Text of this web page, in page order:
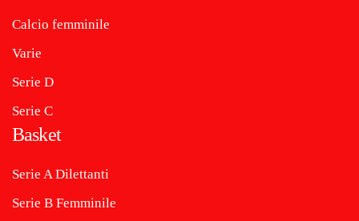
Calcio femminile
Varie
Serie D
Serie C
Basket
Serie A Dilettanti
Serie B Femminile